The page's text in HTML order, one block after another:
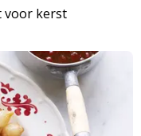
voor kerst